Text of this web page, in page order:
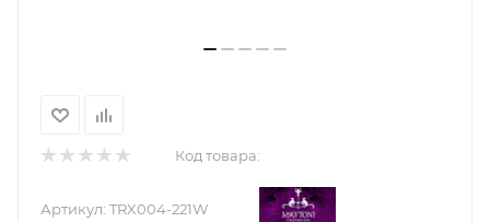
Код товара:
Артикул: TRX004-221W